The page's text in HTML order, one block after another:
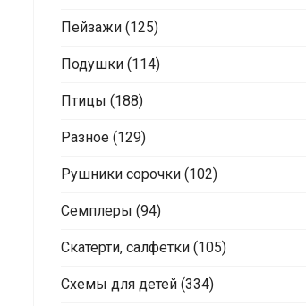
Пейзажи (125)
Подушки (114)
Птицы (188)
Разное (129)
Рушники сорочки (102)
Семплеры (94)
Скатерти, салфетки (105)
Схемы для детей (334)